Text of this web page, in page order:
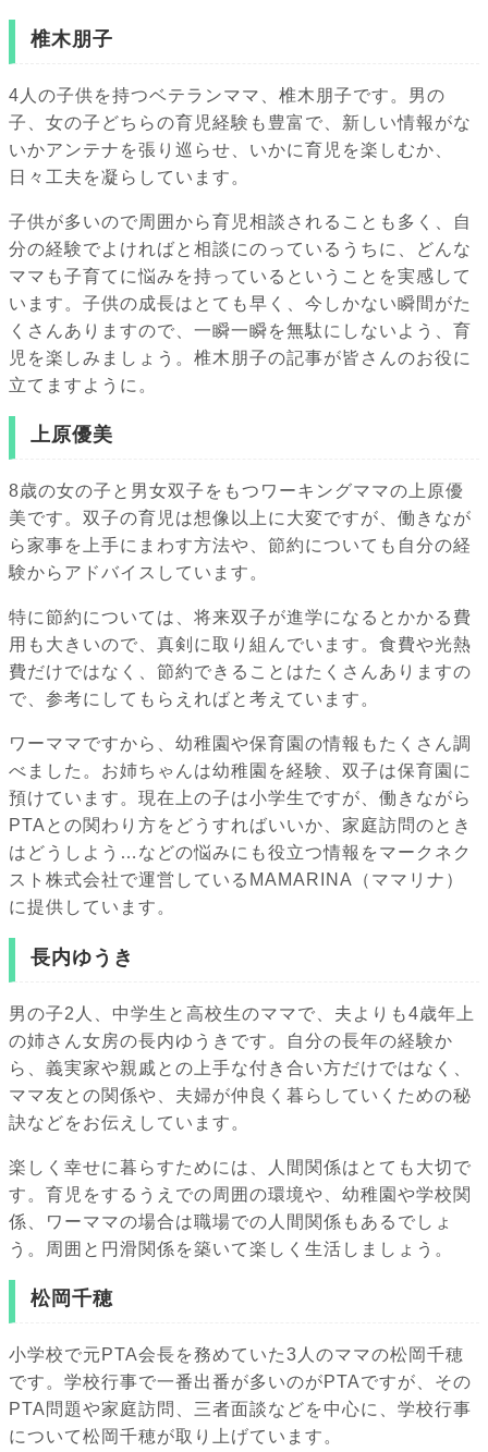
椎木朋子
4人の子供を持つベテランママ、椎木朋子です。男の
子、女の子どちらの育児経験も豊富で、新しい情報がな
いかアンテナを張り巡らせ、いかに育児を楽しむか、
日々工夫を凝らしています。
子供が多いので周囲から育児相談されることも多く、自
分の経験でよければと相談にのっているうちに、どんな
ママも子育てに悩みを持っているということを実感して
います。子供の成長はとても早く、今しかない瞬間がた
くさんありますので、一瞬一瞬を無駄にしないよう、育
児を楽しみましょう。椎木朋子の記事が皆さんのお役に
立てますように。
上原優美
8歳の女の子と男女双子をもつワーキングママの上原優
美です。双子の育児は想像以上に大変ですが、働きなが
ら家事を上手にまわす方法や、節約についても自分の経
験からアドバイスしています。
特に節約については、将来双子が進学になるとかかる費
用も大きいので、真剣に取り組んでいます。食費や光熱
費だけではなく、節約できることはたくさんありますの
で、参考にしてもらえればと考えています。
ワーママですから、幼稚園や保育園の情報もたくさん調
べました。お姉ちゃんは幼稚園を経験、双子は保育園に
預けています。現在上の子は小学生ですが、働きながら
PTAとの関わり方をどうすればいいか、家庭訪問のとき
はどうしよう…などの悩みにも役立つ情報をマークネク
スト株式会社で運営しているMAMARINA（ママリナ）
に提供しています。
長内ゆうき
男の子2人、中学生と高校生のママで、夫よりも4歳年上
の姉さん女房の長内ゆうきです。自分の長年の経験か
ら、義実家や親戚との上手な付き合い方だけではなく、
ママ友との関係や、夫婦が仲良く暮らしていくための秘
訣などをお伝えしています。
楽しく幸せに暮らすためには、人間関係はとても大切で
す。育児をするうえでの周囲の環境や、幼稚園や学校関
係、ワーママの場合は職場での人間関係もあるでしょ
う。周囲と円滑関係を築いて楽しく生活しましょう。
松岡千穂
小学校で元PTA会長を務めていた3人のママの松岡千穂
です。学校行事で一番出番が多いのがPTAですが、その
PTA問題や家庭訪問、三者面談などを中心に、学校行事
について松岡千穂が取り上げています。